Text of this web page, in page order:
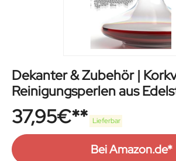
Dekanter & Zubehör |
Reinigungsperlen aus
37,95€ Lieferbar
Bei Amazon.de*